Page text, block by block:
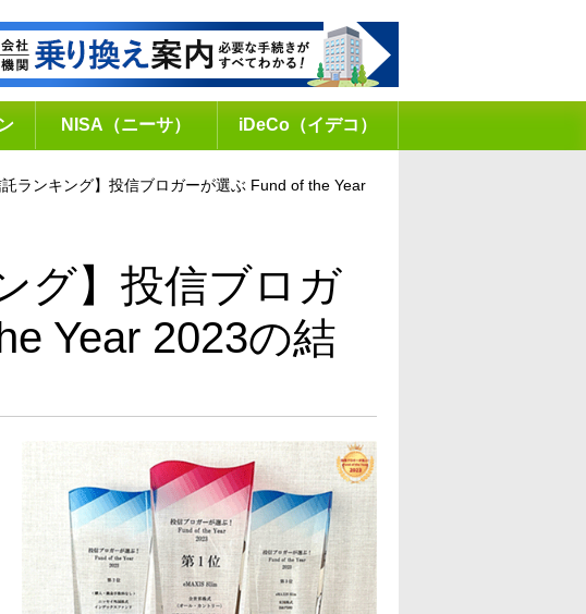
NISA（ニーサ） iDeCo（イデコ）
託ランキング】投信ブロガーが選ぶ Fund of the Year
グ】投信ブロガ
Year 2023の結